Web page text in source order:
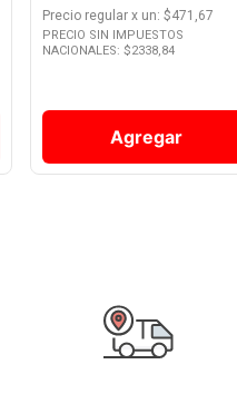
Precio regular x un: $471,67
PRECIO SIN IMPUESTOS
NACIONALES: $2338,84
Agregar